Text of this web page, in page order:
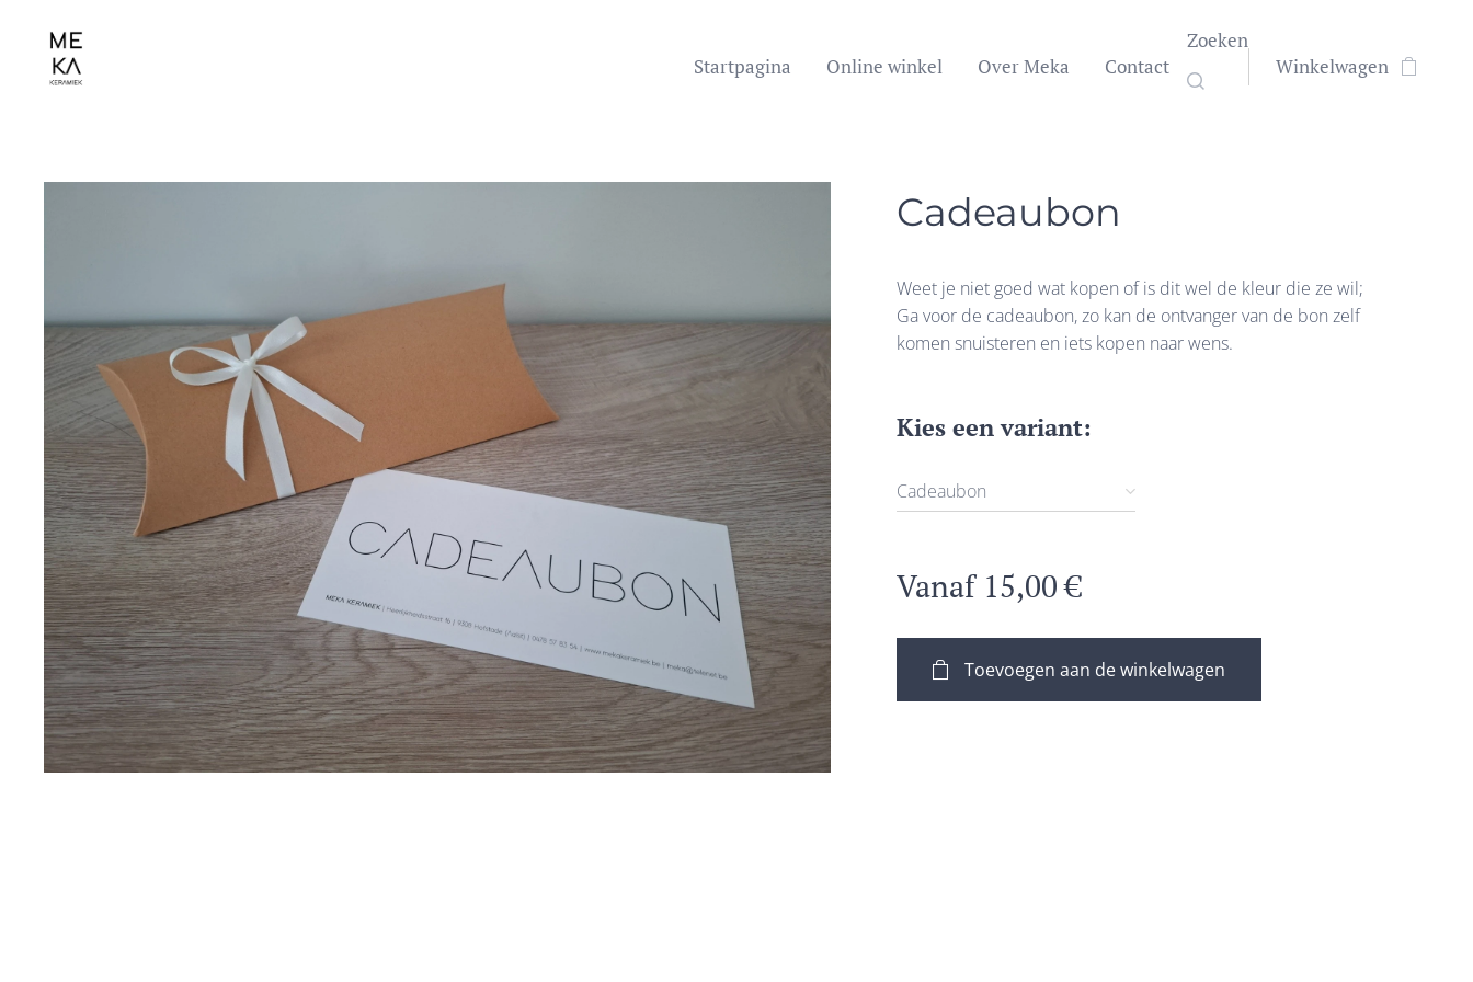
Startpagina Online winkel Over Meka Contact
Zoeken
Winkelwagen
Cadeaubon
Weet je niet goed wat kopen of is dit wel de kleur die ze wil;
Ga voor de cadeaubon, zo kan de ontvanger van de bon zelf
komen snuisteren en iets kopen naar wens.
Kies een variant:
Cadeaubon
Vanaf 15,00€
Toevoegen aan de winkelwagen